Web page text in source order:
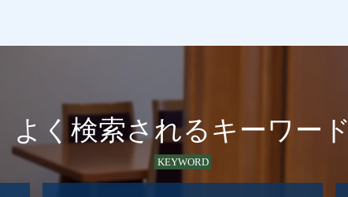
よく検索されるキーワード
KEYWORD